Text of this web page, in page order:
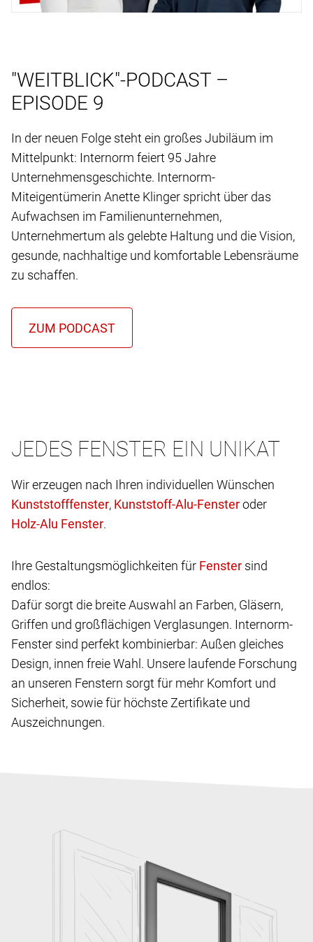
"WEITBLICK"-PODCAST –
EPISODE 9
In der neuen Folge steht ein großes Jubiläum im
Mittelpunkt: Internorm feiert 95 Jahre
Unternehmensgeschichte. Internorm-
Miteigentümerin Anette Klinger spricht über das
Aufwachsen im Familienunternehmen,
Unternehmertum als gelebte Haltung und die Vision,
gesunde, nachhaltige und komfortable Lebensräume
zu schaffen.
JEDES FENSTER EIN UNIKAT
Wir erzeugen nach Ihren individuellen Wünschen
,
oder
.
Ihre Gestaltungsmöglichkeiten für
sind
endlos:
Dafür sorgt die breite Auswahl an Farben, Gläsern,
Griffen und großflächigen Verglasungen. Internorm-
Fenster sind perfekt kombinierbar: Außen gleiches
Design, innen freie Wahl. Unsere laufende Forschung
an unseren Fenstern sorgt für mehr Komfort und
Sicherheit, sowie für höchste Zertifikate und
Auszeichnungen.